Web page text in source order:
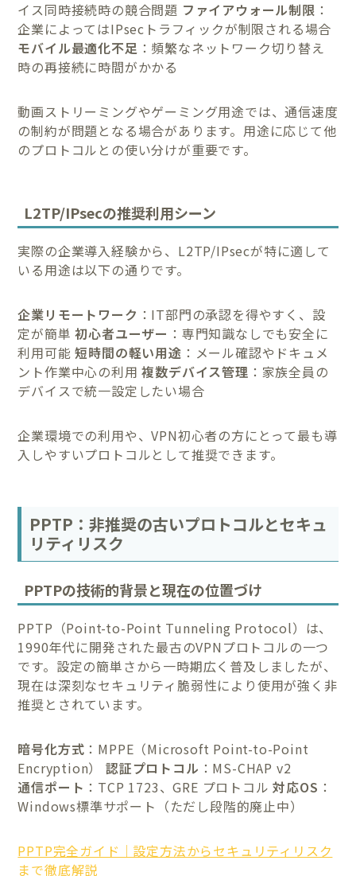
イス同時接続時の競合問題 ファイアウォール制限 ：
企業によってはIPsecトラフィックが制限される場合
モバイル最適化不足 ：頻繁なネットワーク切り替え
時の再接続に時間がかかる
動画ストリーミングやゲーミング用途では、通信速度
の制約が問題となる場合があります。用途に応じて他
のプロトコルとの使い分けが重要です。
L2TP/IPsecの推奨利用シーン
実際の企業導入経験から、L2TP/IPsecが特に適して
いる用途は以下の通りです。
企業リモートワーク ：IT部門の承認を得やすく、設
定が簡単初心者ユーザー ：専門知識なしでも安全に
利用可能短時間の軽い用途 ：メール確認やドキュメ
ント作業中心の利用複数デバイス管理 ：家族全員の
デバイスで統一設定したい場合
企業環境での利用や、VPN初心者の方にとって最も導
入しやすいプロトコルとして推奨できます。
PPTP：非推奨の古いプロトコルとセキュ
リティリスク
PPTPの技術的背景と現在の位置づけ
PPTP（Point-to-Point Tunneling Protocol）は、
1990年代に開発された最古のVPNプロトコルの一つ
です。設定の簡単さから一時期広く普及しましたが、
現在は深刻なセキュリティ脆弱性により使用が強く非
推奨とされています。
暗号化方式 ：MPPE（Microsoft Point-to-Point
Encryption）認証プロトコル ：MS-CHAP v2
通信ポート ：TCP 1723、GRE プロトコル対応OS ：
Windows標準サポート（ただし段階的廃止中）
PPTP完全ガイド｜設定方法からセキュリティリスク
まで徹底解説